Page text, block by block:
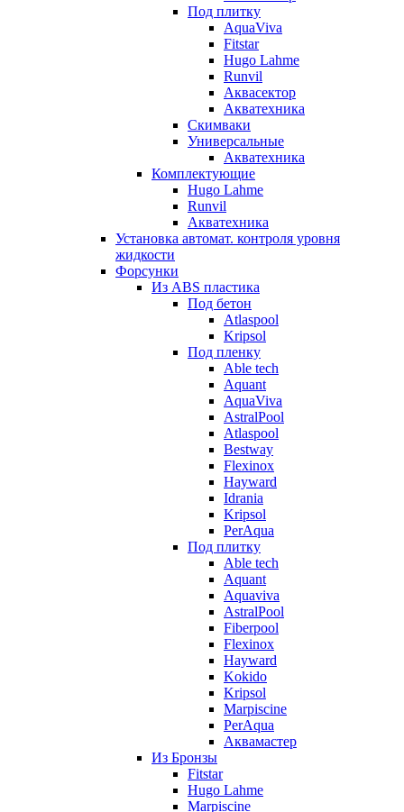
Под плитку
AquaViva
Fitstar
Hugo Lahme
Runvil
Аквасектор
Акватехника
Скимваки
Универсальные
Акватехника
Комплектующие
Hugo Lahme
Runvil
Акватехника
Установка автомат. контроля уровня
жидкости
Форсунки
Из ABS пластика
Под бетон
Atlaspool
Kripsol
Под пленку
Able tech
Aquant
AquaViva
AstralPool
Atlaspool
Bestway
Flexinox
Hayward
Idrania
Kripsol
PerAqua
Под плитку
Able tech
Aquant
Aquaviva
AstralPool
Fiberpool
Flexinox
Hayward
Kokido
Kripsol
Marpiscine
PerAqua
Аквамастер
Из Бронзы
Fitstar
Hugo Lahme
Marpiscine